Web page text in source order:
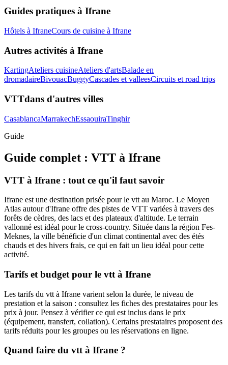
Guides pratiques à Ifrane
Hôtels à IfraneCours de cuisine à Ifrane
Autres activités à Ifrane
KartingAteliers cuisineAteliers d'artsBalade en
dromadaireBivouacBuggyCascades et valleesCircuits et road trips
VTTdans d'autres villes
CasablancaMarrakechEssaouiraTinghir
Guide
Guide complet : VTT à Ifrane
VTT à Ifrane : tout ce qu'il faut savoir
Ifrane est une destination prisée pour le vtt au Maroc. Le Moyen
Atlas autour d'Ifrane offre des pistes de VTT variées à travers des
forêts de cèdres, des lacs et des plateaux d'altitude. Le terrain
vallonné est idéal pour le cross-country. Située dans la région Fes-
Meknes, la ville bénéficie d'un climat continental avec des étés
chauds et des hivers frais, ce qui en fait un lieu idéal pour cette
activité.
Tarifs et budget pour le vtt à Ifrane
Les tarifs du vtt à Ifrane varient selon la durée, le niveau de
prestation et la saison : consultez les fiches des prestataires pour les
prix à jour. Pensez à vérifier ce qui est inclus dans le prix
(équipement, transfert, collation). Certains prestataires proposent des
tarifs réduits pour les groupes ou les réservations en ligne.
Quand faire du vtt à Ifrane ?